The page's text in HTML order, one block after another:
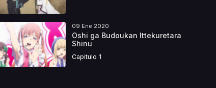
09 Ene 2020
Oshi ga Budoukan Ittekuretara
Shinu
Capitulo 1